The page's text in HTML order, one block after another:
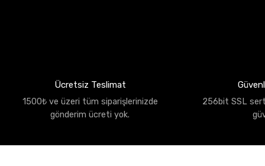
Ücretsiz Teslimat
1500₺ ve üzeri tüm siparişlerinizde
gönderim ücreti yok.
256bit SSL